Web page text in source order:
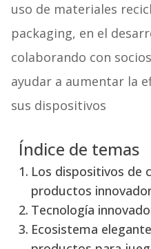
uso de materiales
packaging, en el
colaborando con
ayudar a aumentar la
sus dispositivos
Índice de temas
Los dispositivos de
productos
Tecnología
Ecosistema